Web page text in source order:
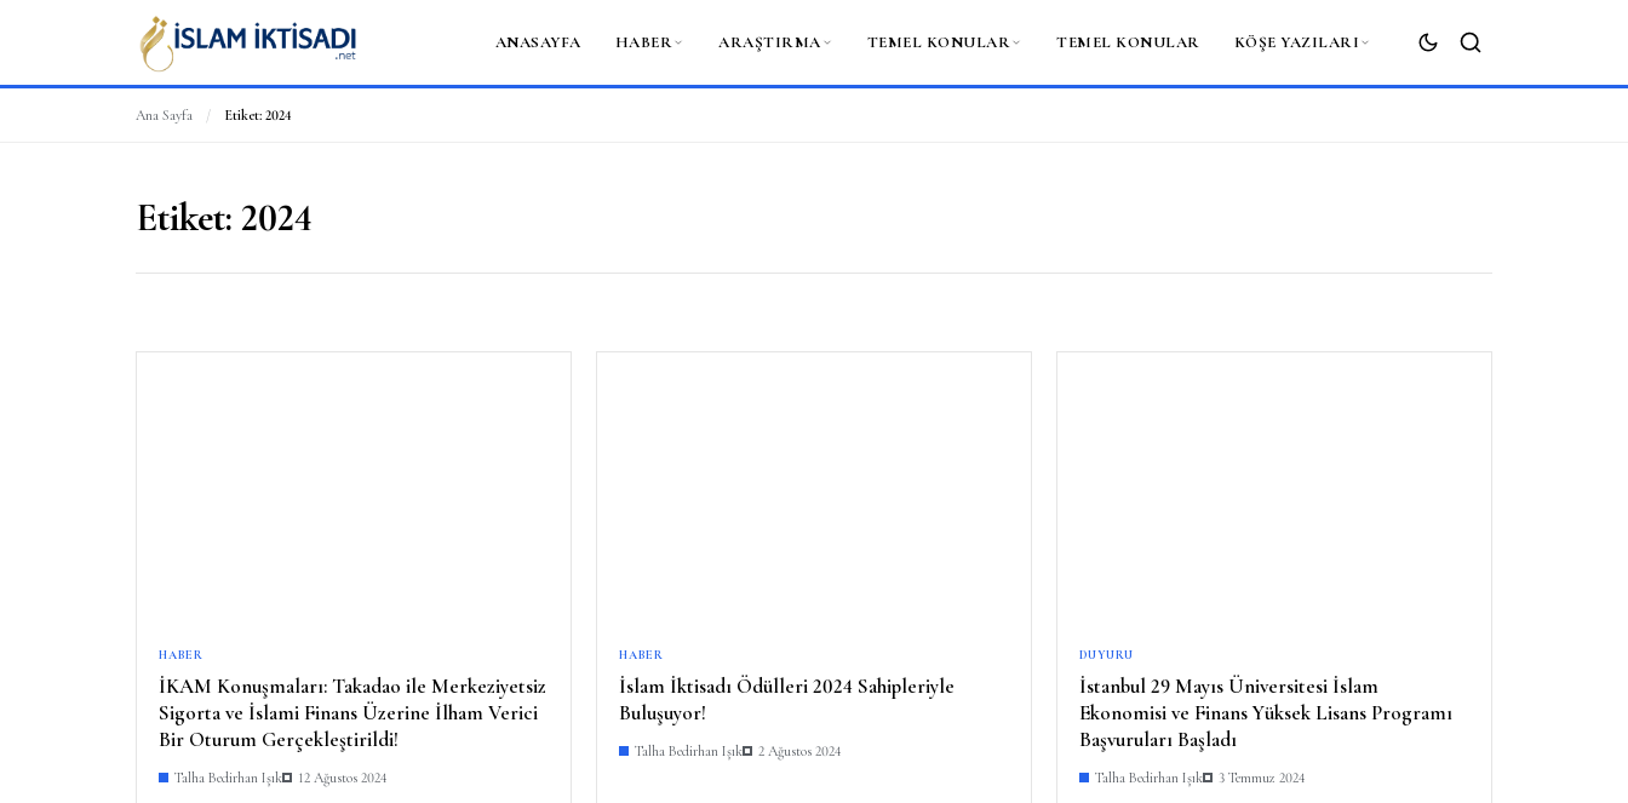
ANASAYFA HABER ARAŞTIRMA TEMEL KONULAR TEMEL KONULAR KÖŞE YAZILARI
ARA
Ana Sayfa / Etiket: 2024
Etiket: 2024
HABER
İKAM Konuşmaları: Takadao ile Merkeziyetsiz
Sigorta ve İslami Finans Üzerine İlham Verici
Bir Oturum Gerçekleştirildi!
Talha Bedirhan Işık 12 Ağustos 2024
HABER
İslam İktisadı Ödülleri 2024 Sahipleriyle
Buluşuyor!
Talha Bedirhan Işık 2 Ağustos 2024
DUYURU
İstanbul 29 Mayıs Üniversitesi İslam
Ekonomisi ve Finans Yüksek Lisans Programı
Başvuruları Başladı
Talha Bedirhan Işık 3 Temmuz 2024